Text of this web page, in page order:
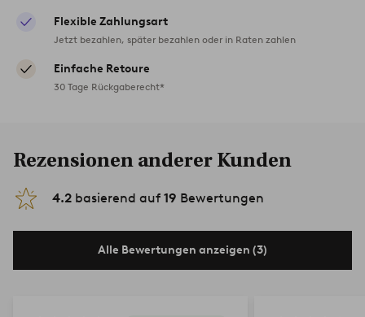
Flexible Zahlungsart
Jetzt bezahlen, später bezahlen oder in Raten zahlen
Einfache Retoure
30 Tage Rückgaberecht*
Rezensionen anderer Kunden
4.2 basierend auf 19 Bewertungen
Alle Bewertungen anzeigen (3)